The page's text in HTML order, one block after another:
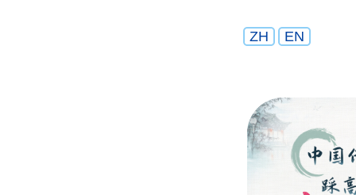
ZH EN